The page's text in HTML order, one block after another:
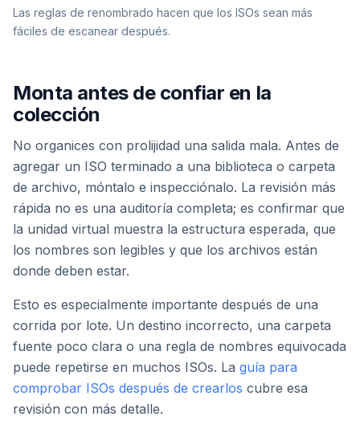
Las reglas de renombrado hacen que los ISOs sean más
fáciles de escanear después.
Monta antes de confiar en la
colección
No organices con prolijidad una salida mala. Antes de
agregar un ISO terminado a una biblioteca o carpeta
de archivo, móntalo e inspecciónalo. La revisión más
rápida no es una auditoría completa; es confirmar que
la unidad virtual muestra la estructura esperada, que
los nombres son legibles y que los archivos están
donde deben estar.
Esto es especialmente importante después de una
corrida por lote. Un destino incorrecto, una carpeta
fuente poco clara o una regla de nombres equivocada
puede repetirse en muchos ISOs. La guía para
comprobar ISOs después de crearlos cubre esa
revisión con más detalle.